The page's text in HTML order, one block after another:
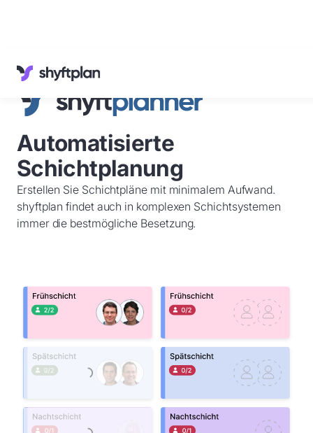
Wissenswertes
Kundenservice
Anmelden
Demobuchen
Automatisierte
Schichtplanung
Erstellen Sie Schichtpläne mit minimalem Aufwand.
shyftplan findet auch in komplexen Schichtsystemen
immer die bestmögliche Besetzung.